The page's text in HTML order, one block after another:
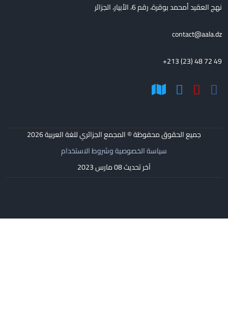
نهج العقيد أمحمد بوقرة، رقم 6، الأبيار، الجزائر
contact@aala.dz
+213 (23) 48 72 49
جميع الحقوق محفوظة © المجمع الجزائري للغة العربية2026
سياسة الخصوصية وشروط الاستخدام
آخر تحديث 08 مارس 2023